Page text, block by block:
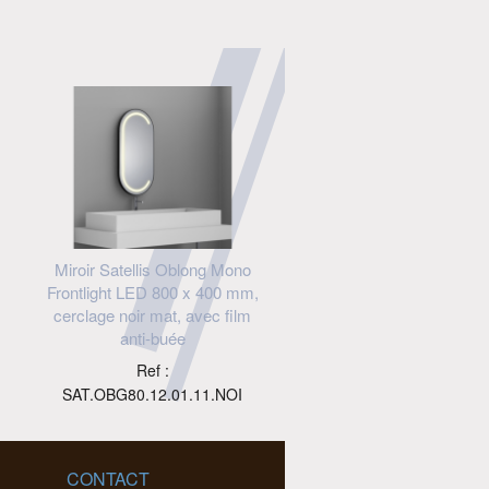
Miroir Satellis Oblong Mono
Frontlight LED 800 x 400 mm,
cerclage noir mat, avec film
anti-buée
Ref :
SAT.OBG80.12.01.11.NOI
CONTACT